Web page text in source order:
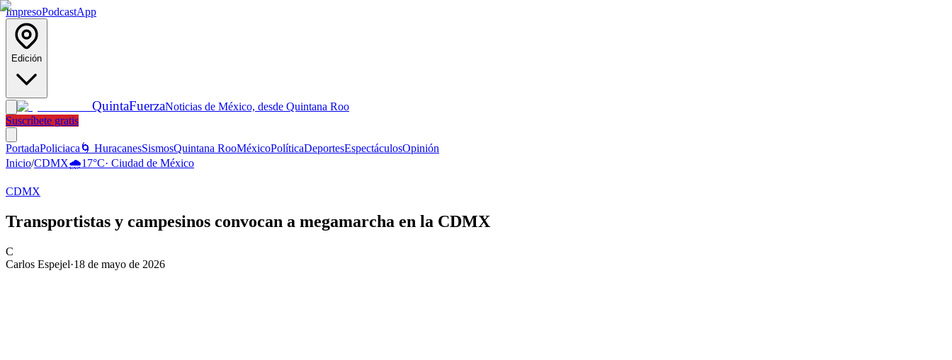
ImpresoPodcastApp
Edición
QuintaFuerzaNoticias de México, desde Quintana Roo
Suscríbete gratis
PortadaPoliciaca 🌀 HuracanesSismosQuintana RooMéxicoPolíticaDeportesEspectáculosOpinión
Inicio/CDMX🌧️17°C· Ciudad de México
CDMX
Transportistas y campesinos convocan a megamarcha en la CDMX
C
Carlos Espejel·18 de mayo de 2026